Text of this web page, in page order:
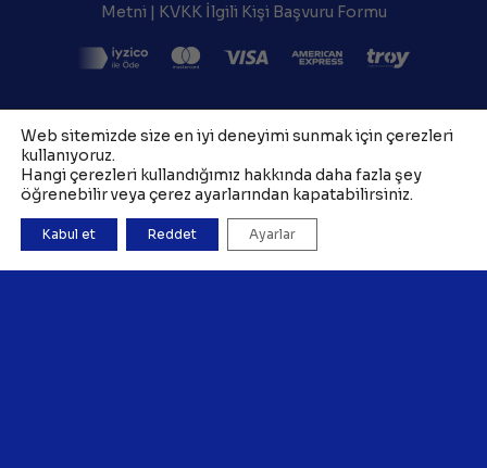
Metni | KVKK İlgili Kişi Başvuru Formu
Copyright 2026 © TAZ Medya
Web sitemizde size en iyi deneyimi sunmak için çerezleri
kullanıyoruz.
Hangi çerezleri kullandığımız hakkında daha fazla şey
öğrenebilir veya çerez ayarlarından kapatabilirsiniz.
Kabul et Reddet Ayarlar